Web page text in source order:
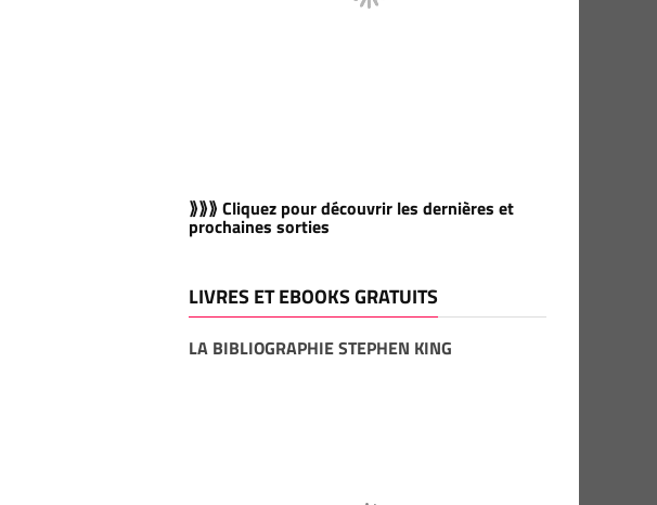
⟫⟫⟫ Cliquez pour découvrir les dernières et
prochaines sorties
LIVRES ET EBOOKS GRATUITS
LA BIBLIOGRAPHIE STEPHEN KING